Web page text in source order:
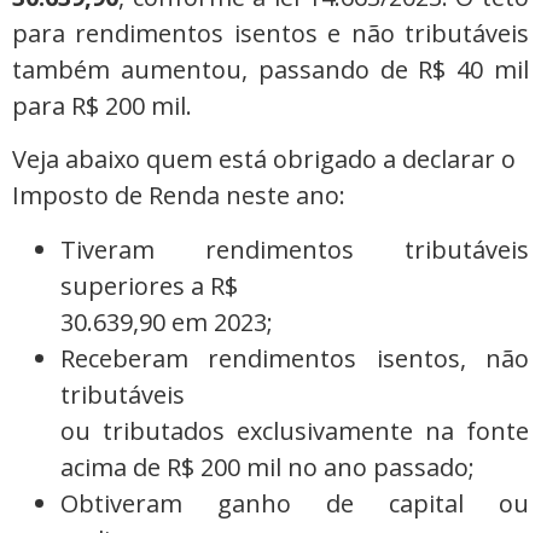
para rendimentos isentos e não tributáveis
também aumentou, passando de R$ 40 mil
para R$ 200 mil.
Veja abaixo quem está obrigado a declarar o
Imposto de Renda neste ano:
Tiveram rendimentos tributáveis
superiores a R$
30.639,90 em 2023;
Receberam rendimentos isentos, não
tributáveis
ou tributados exclusivamente na fonte
acima de R$ 200 mil no ano passado;
Obtiveram ganho de capital ou